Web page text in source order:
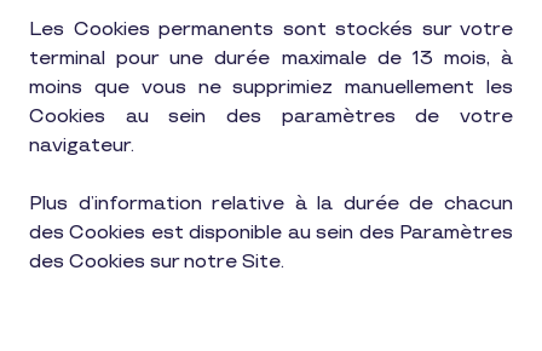
Les Cookies permanents sont stockés sur votre
terminal pour une durée maximale de 13 mois, à
moins que vous ne supprimiez manuellement les
Cookies au sein des paramètres de votre
navigateur.
Plus d’information relative à la durée de chacun
des Cookies est disponible au sein des Paramètres
des Cookies sur notre Site.